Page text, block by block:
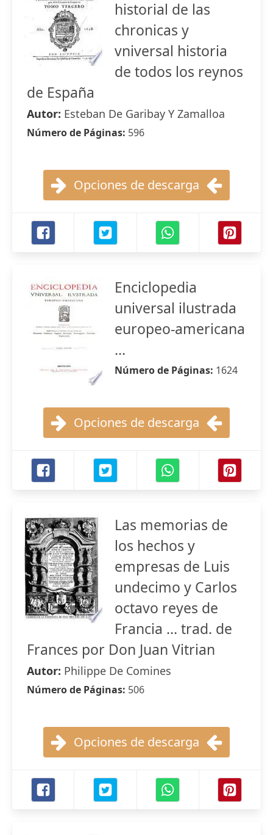
historial de las
chronicas y
vniversal historia
de todos los reynos
de España
Autor: Esteban De Garibay Y Zamalloa
Número de Páginas: 596
Opciones de descarga
Enciclopedia
universal ilustrada
europeo-americana
...
Número de Páginas: 1624
Opciones de descarga
Las memorias de
los hechos y
empresas de Luis
undecimo y Carlos
octavo reyes de
Francia ... trad. de
Frances por Don Juan Vitrian
Autor: Philippe De Comines
Número de Páginas: 506
Opciones de descarga